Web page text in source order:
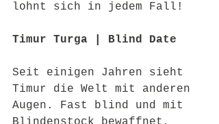
lohnt sich in jedem Fall!
Timur Turga | Blind Date
Seit einigen Jahren sieht
Timur die Welt mit anderen
Augen. Fast blind und mit